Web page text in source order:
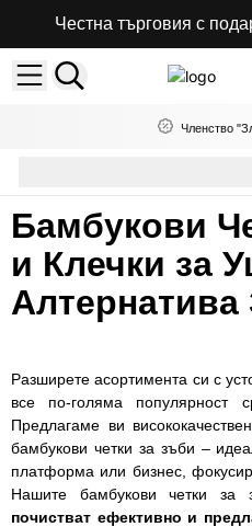
Честна търговия с
Членство
Бамбукови
и Клечки за
Алтернатива
Разширете асортимента си с
все по-голяма популярност
Предлагаме ви
бамбукови четки за зъби –
платформа или бизнес,
Нашите бамбукови четки
почистват ефективно и